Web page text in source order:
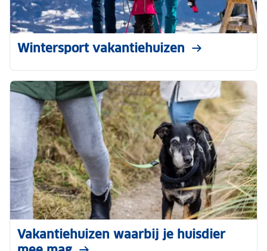
Wintersport vakantiehuizen
Vakantiehuizen waarbij je huisdier